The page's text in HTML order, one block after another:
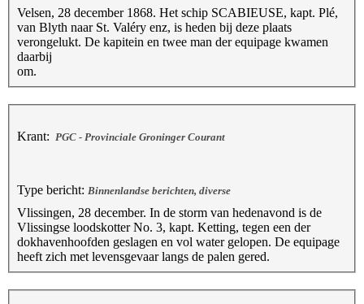
Velsen, 28 december 1868. Het schip SCABIEUSE, kapt. Plé,
van Blyth naar St. Valéry enz, is heden bij deze plaats
verongelukt. De kapitein en twee man der equipage kwamen
daarbij
om.
Krant: PGC - Provinciale Groninger Courant
Type bericht: Binnenlandse berichten, diverse
Vlissingen, 28 december. In de storm van hedenavond is de
Vlissingse loodskotter No. 3, kapt. Ketting, tegen een der
dokhavenhoofden geslagen en vol water gelopen. De equipage
heeft zich met levensgevaar langs de palen gered.